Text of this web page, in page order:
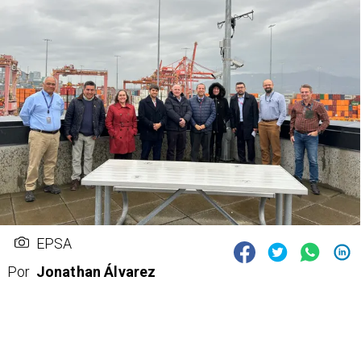
EPSA
Por Jonathan Álvarez